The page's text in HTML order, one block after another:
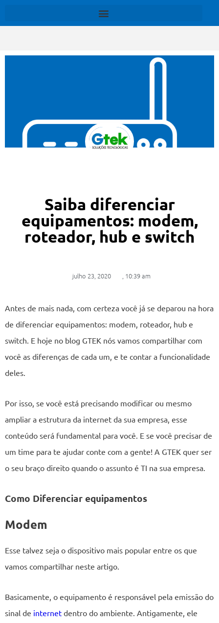
Saiba diferenciar
equipamentos: modem,
roteador, hub e switch
julho 23, 2020 , 10:39 am
Antes de mais nada, com certeza você já se deparou na hora
de diferenciar equipamentos: modem, roteador, hub e
switch. E hoje no blog GTEK nós vamos compartilhar com
você as diferenças de cada um, e te contar a funcionalidade
deles.
Por isso, se você está precisando modificar ou mesmo
ampliar a estrutura da internet da sua empresa, esse
conteúdo será fundamental para você. E se você precisar de
um time para te ajudar conte com a gente! A GTEK quer ser
o seu braço direito quando o assunto é TI na sua empresa.
Como Diferenciar equipamentos
Modem
Esse talvez seja o dispositivo mais popular entre os que
vamos compartilhar neste artigo.
Basicamente, o equipamento é responsável pela emissão do
sinal de internet dentro do ambiente. Antigamente, ele